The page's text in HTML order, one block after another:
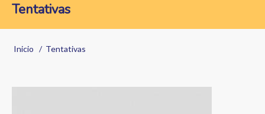
Tentativas
Sobrescribir
de
Inicio Tentativas